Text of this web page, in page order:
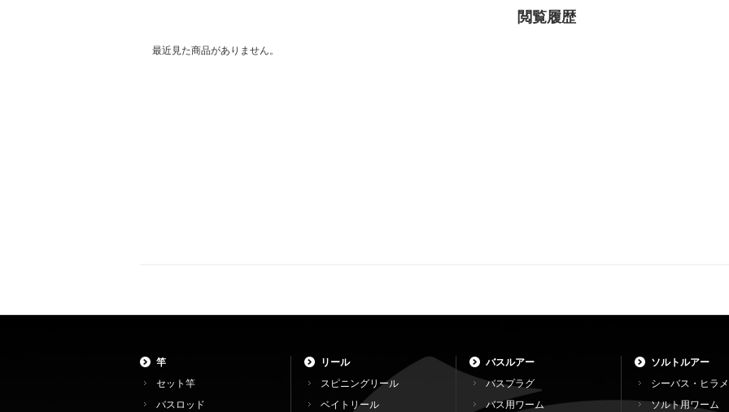
閲覧履歴
最近見た商品がありません。
竿
セット竿
バスロッド
リール
スピニングリール
ベイトリール
バスルアー
バスプラグ
バス用ワーム
ソルトルアー
シーバス・ヒラ
ソルト用ワーム